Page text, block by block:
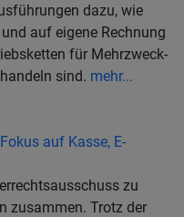
dazu, wie
auf eigene Rechnung
für Mehrzweck-
sind. mehr...
auf Kasse, E-
zu
zusammen. Trotz der